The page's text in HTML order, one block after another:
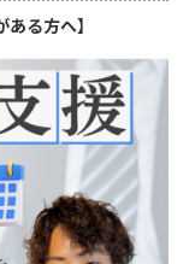
る方へ】